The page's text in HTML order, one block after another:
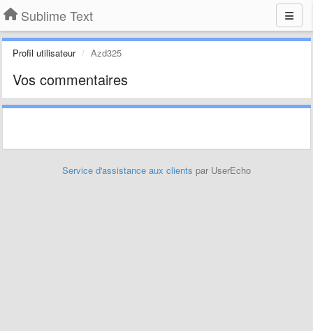
Sublime Text
Profil utilisateur Azd325
Vos commentaires
Service d'assistance aux clients par UserEcho